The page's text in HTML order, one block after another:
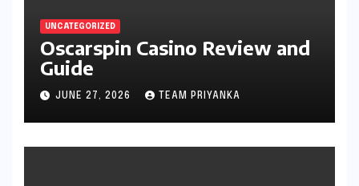
UNCATEGORIZED
Oscarspin Casino Review and
Guide
JUNE 27, 2026 TEAM PRIYANKA